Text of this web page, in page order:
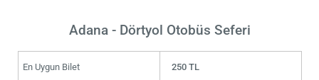
Adana - Dörtyol Otobüs Seferi
En Uygun Bilet 250 TL